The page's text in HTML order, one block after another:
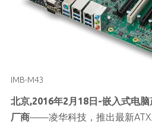
IMB-M43
北京,2016年2月18日-嵌入式电
厂商——凌华科技，推出最新ATX